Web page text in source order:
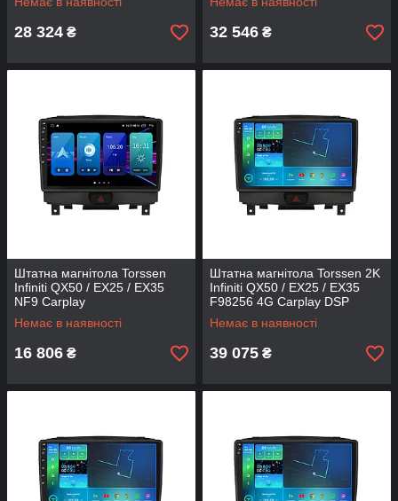
28 324 ₴ 32 546 ₴
Штатна магнітола Torssen
Infiniti QX50 / EX25 / EX35
NF9 Carplay
Немає в наявності
16 806 ₴
Штатна магнітола Torssen 2K
Infiniti QX50 / EX25 / EX35
F98256 4G Carplay DSP
Немає в наявності
39 075 ₴